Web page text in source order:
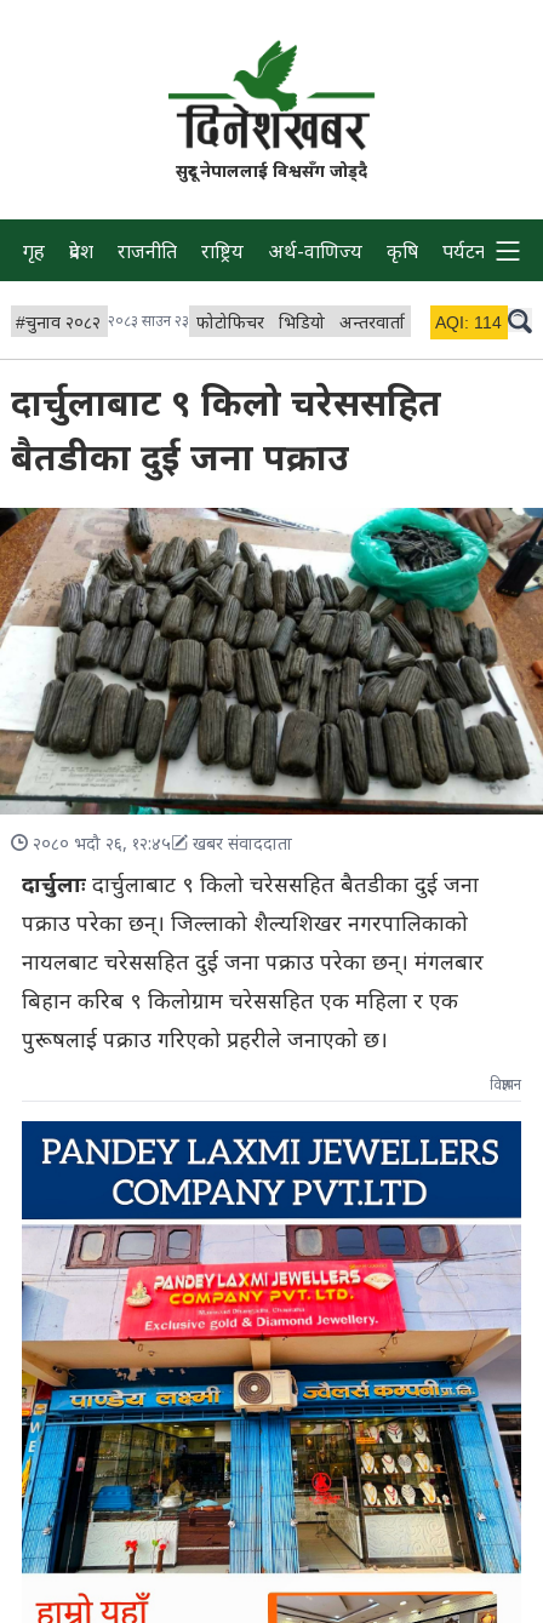
सुदूर नेपाललाई विश्वसँग जोड्दै
गृह प्रदेश राजनीति राष्ट्रिय अर्थ-वाणिज्य कृषि पर्यटन प्रवास
#चुनाव २०८२ २०८३ साउन २३ फोटोफिचर भिडियो अन्तरवार्ता विचार/ब्लग
AQI: 114
दार्चुलाबाट ९ किलो चरेससहित
बैतडीका दुई जना पक्राउ
२०८० भदौ २६, १२:४५ खबर संवाददाता
दार्चुलाःदार्चुलाबाट ९ किलो चरेससहित बैतडीका दुई जना
पक्राउ परेका छन्। जिल्लाको शैल्यशिखर नगरपालिकाको
नायलबाट चरेससहित दुई जना पक्राउ परेका छन्। मंगलबार
बिहान करिब ९ किलोग्राम चरेससहित एक महिला र एक
पुरूषलाई पक्राउ गरिएको प्रहरीले जनाएको छ।
विज्ञापन